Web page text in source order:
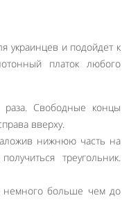
украинцев и подойдет к
платок любого
Свободные концы
вверху.
нижнюю часть на
треугольник.
немного больше чем до